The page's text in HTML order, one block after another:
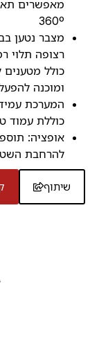
מאפשרים
360º
רצופה תלוי
כולל
ומוכנה
המערכת
כוללת עמוד
להרחבת
שיתוף